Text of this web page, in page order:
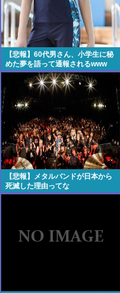
【悲報】60代男さん、小学生に秘
めた夢を語って通報されるwww
【悲報】メタルバンドが日本から
死滅した理由ってな
に？・・・・・・・・・